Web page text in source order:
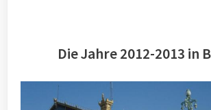
Die Jahre 2012-2013 in